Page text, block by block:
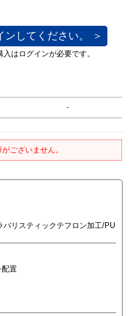
してください。 ＞
-
ございません。
バリスティックテフロン加工/PU
配置